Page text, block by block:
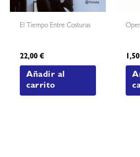
El Tiempo Entre Costuras
22,00€
Añadir al
carrito